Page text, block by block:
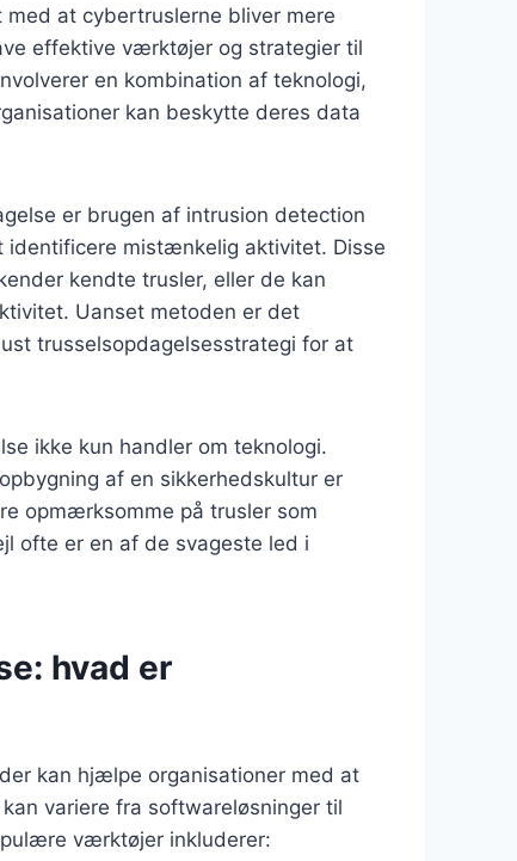
at cybertruslerne bliver mere
effektive værktøjer og strategier til
en kombination af teknologi,
kan beskytte deres data
er brugen af intrusion detection
identificere mistænkelig aktivitet. Disse
kendte trusler, eller de kan
Uanset metoden er det
trusselsopdagelsesstrategi for at
ikke kun handler om teknologi.
af en sikkerhedskultur er
opmærksomme på trusler som
ofte er en af de svageste led i
hvad er
kan hjælpe organisationer med at
variere fra softwareløsninger til
værktøjer inkluderer: